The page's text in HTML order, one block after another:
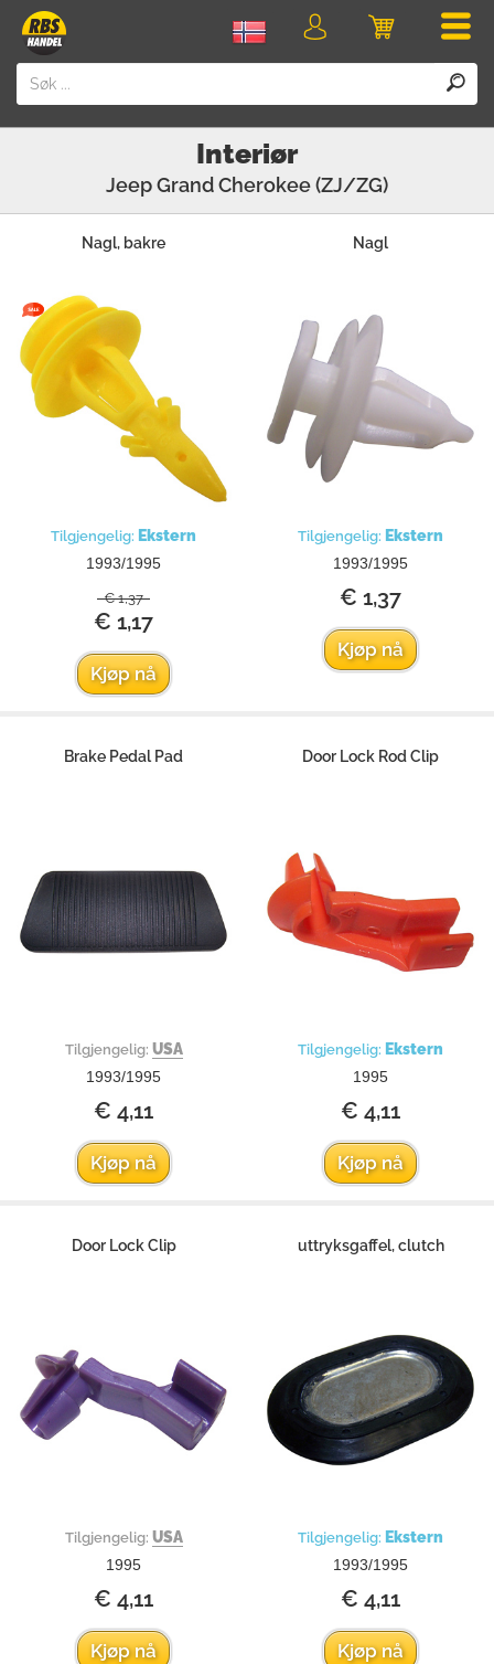
Handlevogn
Logg
Interiør
JeepGrand Cherokee (ZJ/ZG)
Nagl, bakre
Tilgjengelig: Ekstern
1993/1995
€ 1,37
€ 1,17
Kjøp nå
Nagl
Tilgjengelig: Ekstern
1993/1995
€ 1,37
Kjøp nå
Brake Pedal Pad
Tilgjengelig: USA
1993/1995
€ 4,11
Kjøp nå
Door Lock Rod Clip
Tilgjengelig: Ekstern
1995
€ 4,11
Kjøp nå
Door Lock Clip
Tilgjengelig: USA
1995
€ 4,11
Kjøp nå
uttryksgaffel, clutch
Tilgjengelig: Ekstern
1993/1995
€ 4,11
Kjøp nå